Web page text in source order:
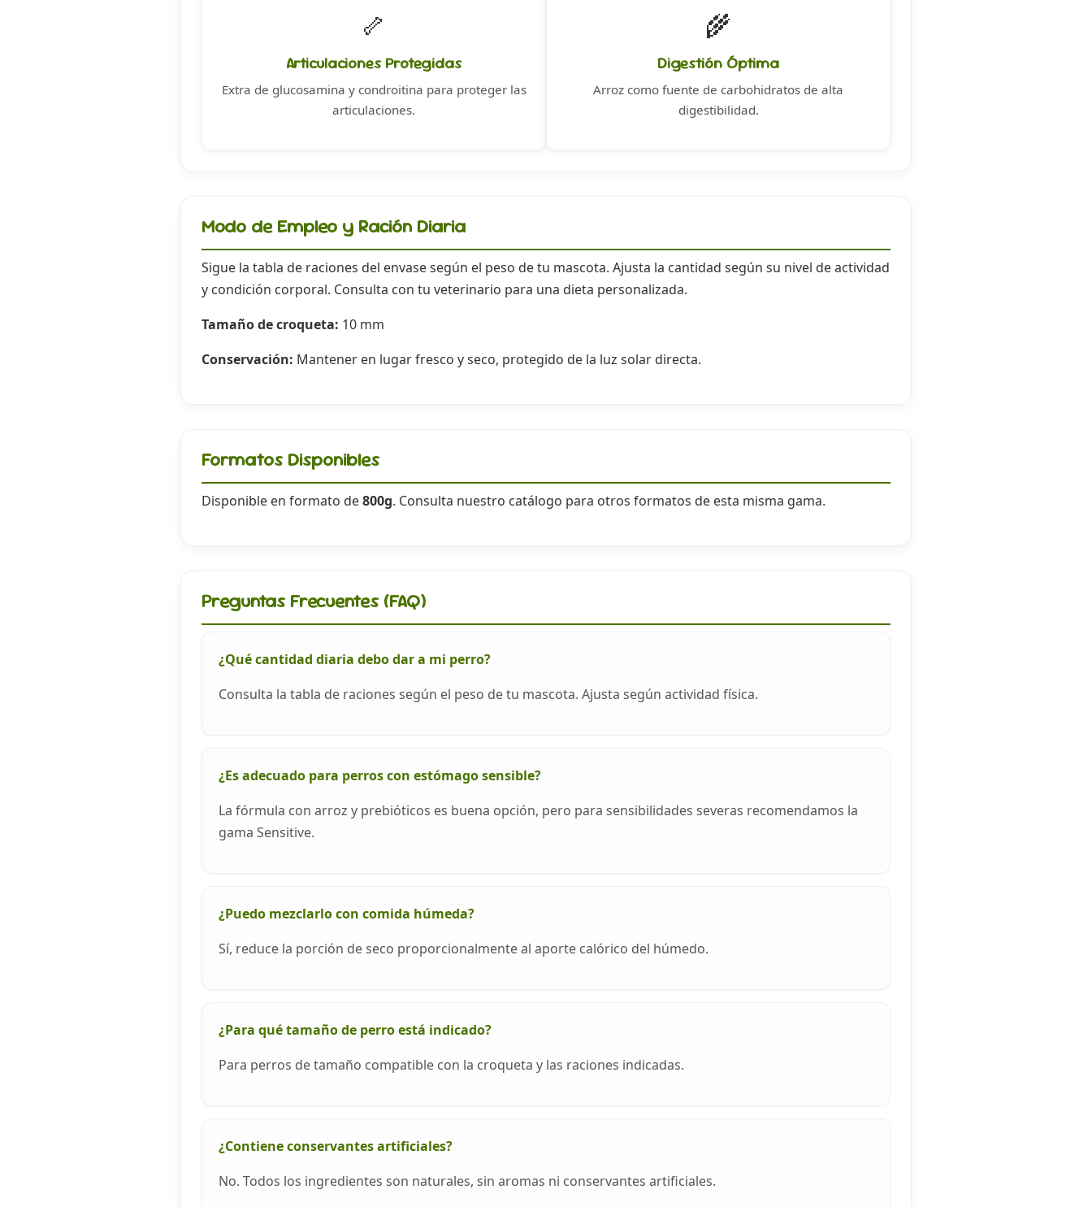
🦴
Articulaciones Protegidas
Extra de glucosamina y condroitina para proteger las
articulaciones.
🌾
Digestión Óptima
Arroz como fuente de carbohidratos de alta
digestibilidad.
Modo de Empleo y Ración Diaria
Sigue la tabla de raciones del envase según el peso de tu mascota. Ajusta la cantidad según su nivel de actividad
y condición corporal. Consulta con tu veterinario para una dieta personalizada.
Tamaño de croqueta: 10 mm
Conservación: Mantener en lugar fresco y seco, protegido de la luz solar directa.
Formatos Disponibles
Disponible en formato de800g. Consulta nuestro catálogo para otros formatos de esta misma gama.
Preguntas Frecuentes (FAQ)
¿Qué cantidad diaria debo dar a mi perro?
Consulta la tabla de raciones según el peso de tu mascota. Ajusta según actividad física.
¿Es adecuado para perros con estómago sensible?
La fórmula con arroz y prebióticos es buena opción, pero para sensibilidades severas recomendamos la
gama Sensitive.
¿Puedo mezclarlo con comida húmeda?
Sí, reduce la porción de seco proporcionalmente al aporte calórico del húmedo.
¿Para qué tamaño de perro está indicado?
Para perros de tamaño compatible con la croqueta y las raciones indicadas.
¿Contiene conservantes artificiales?
No. Todos los ingredientes son naturales, sin aromas ni conservantes artificiales.